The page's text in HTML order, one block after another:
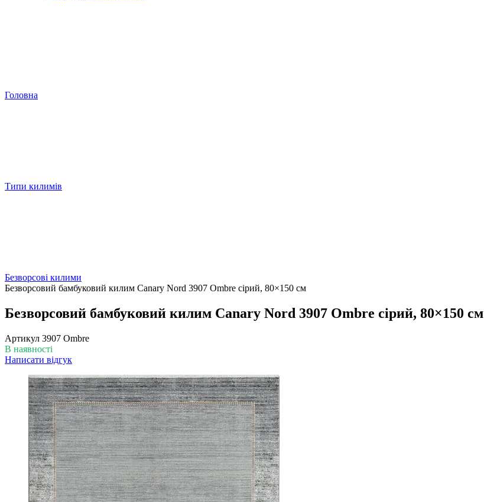
Головна
Типи килимів
Безворсові килими
Безворсовий бамбуковий килим Canary Nord 3907 Ombre сірий, 80×150 см
Безворсовий бамбуковий килим Canary Nord 3907 Ombre сірий, 80×150 см
Артикул 3907 Ombre
В наявності
Написати відгук